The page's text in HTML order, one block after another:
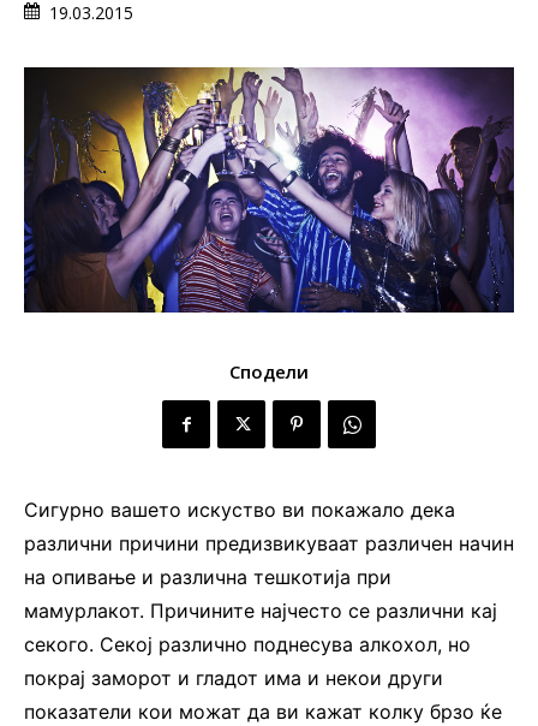
19.03.2015
Сподели
Сигурно вашето искуство ви покажало дека
различни причини предизвикуваат различен начин
на опивање и различна тешкотија при
мамурлакот. Причините најчесто се различни кај
секого. Секој различно поднесува алкохол, но
покрај заморот и гладот има и некои други
показатели кои можат да ви кажат колку брзо ќе